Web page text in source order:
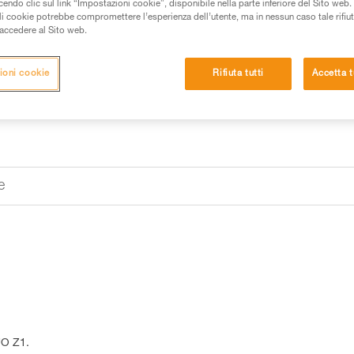
Z1.
clic sul link “Impostazioni cookie”, disponibile nella parte inferiore del Sito
cookie potrebbe compromettere l’esperienza dell’utente, ma in nessun caso tale
al Sito web.
Rifiuta tutti Accetta
cookie